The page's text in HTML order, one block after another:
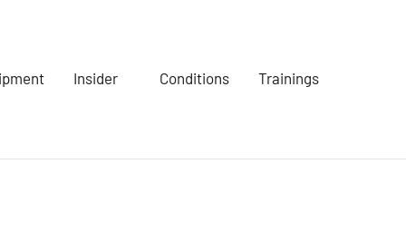
Insider Conditions Trainings